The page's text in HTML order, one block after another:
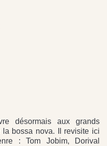
désormais aux grands
bossa nova. Il revisite ici
: Tom Jobim, Dorival